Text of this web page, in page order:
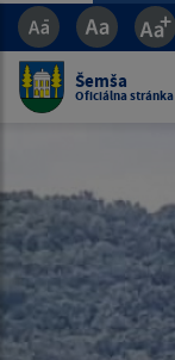
Šemša
Oficiálna stránka